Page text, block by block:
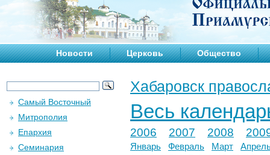
Новости Церковь Общество
Хабаровск
Весь
2006 2007 2008
Январь Февраль Март
Самый Восточный
Митрополия
Епархия
Семинария